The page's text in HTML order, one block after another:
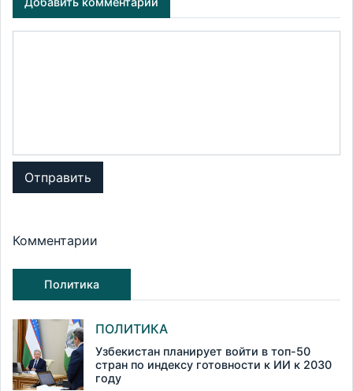
Отправить
Комментарии
Политика
ПОЛИТИКА
Узбекистан планирует войти в топ-50
стран по индексу готовности к ИИ к 2030
году